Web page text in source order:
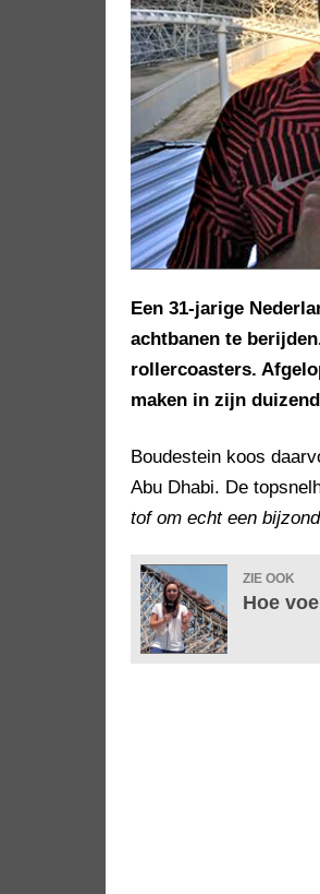
Een 31-jarige
achtbanen te
rollercoasters.
maken in zijn
Boudestein koos
Abu Dhabi. De
tof om echt een
ZIE OOK
Hoe